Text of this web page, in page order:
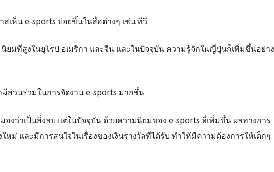
สเห็น e-sports บ่อยขึ้นในสื่อต่างๆ เช่น ทีวี
ยมที่สูงในยุโรป อเมริกา และจีน และในปัจจุบัน ความรู้จักในญี่ปุ่นก็เพิ่มขึ้นอย่าง
ส่วนร่วมในการจัดงาน e-sports มากขึ้น
องว่าเป็นสิ่งลบ แต่ในปัจจุบัน ด้วยความนิยมของ e-sports ที่เพิ่มขึ้น ผลทางการ
หม่ และมีการสนใจในเรื่องของเงินรางวัลที่ได้รับ ทำให้มีความต้องการให้เด็กๆ